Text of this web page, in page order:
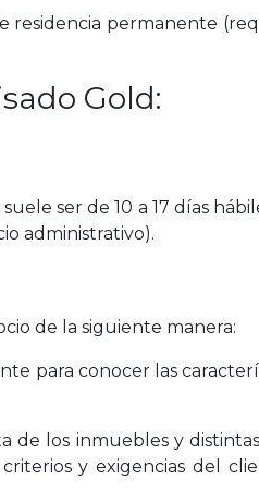
permanente
Gold:
ser de 10 a 17 días
administrativo).
de la siguiente manera:
para conocer las
de los inmuebles y
y exigencias del